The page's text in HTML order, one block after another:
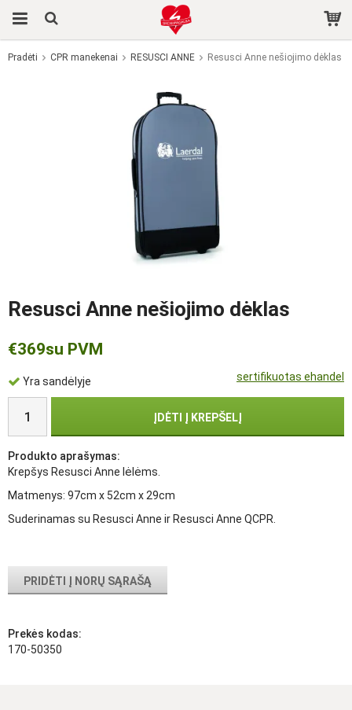
Pradėti CPR manekenai RESUSCI ANNE Resusci Anne nešiojimo dėklas
Resusci Anne nešiojimo dėklas
sertifikuotas ehandel
€369su PVM
Yra sandėlyje
ĮDĖTI Į KREPŠELĮ
Produkto aprašymas:
Krepšys Resusci Anne lėlėms.
Matmenys: 97cm x 52cm x 29cm
Suderinamas su Resusci Anne ir Resusci Anne QCPR.
PRIDĖTI Į NORŲ SĄRAŠĄ
Prekės kodas:
170-50350